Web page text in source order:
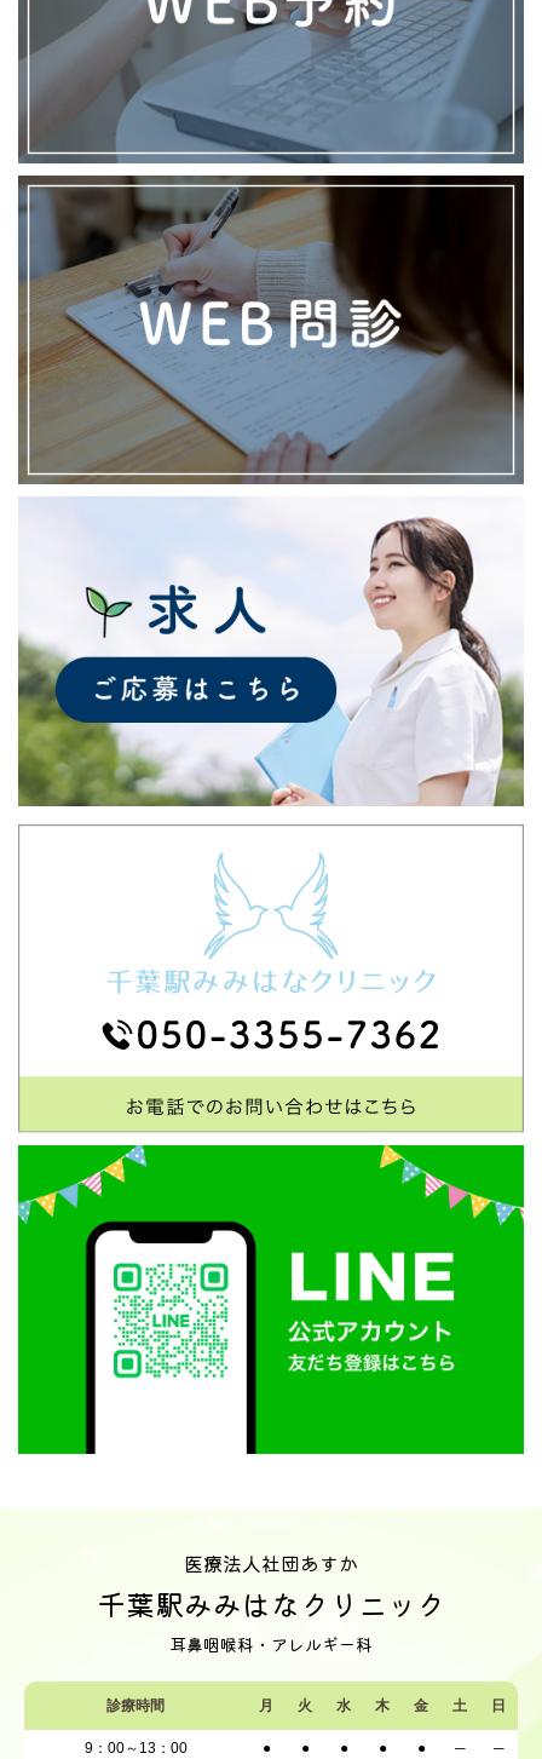
医療法人社団あすか
千葉駅みみはなクリニック
耳鼻咽喉科・アレルギー科
診療時間 月 火 水 木 金 土 日
9：00～13：00 ● ● ● ● ● ─ ─